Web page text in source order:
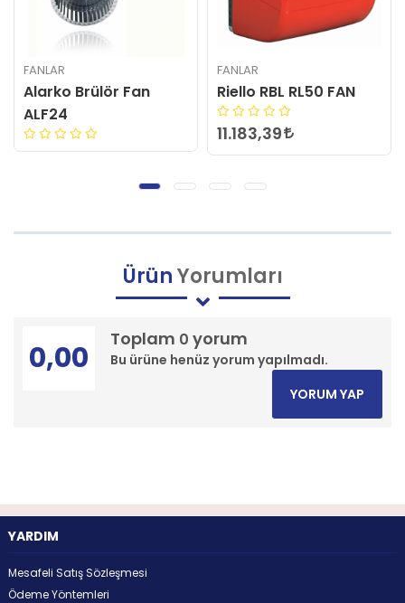
FANLAR
Alarko Brülör Fan
ALF24
FANLAR
Riello RBL RL50 FAN
11.183,39
ÜrünYorumları
Toplam 0 yorum
Bu ürüne henüz yorum yapılmadı.
0,00
YORUM YAP
YARDIM
Mesafeli Satış Sözleşmesi
Ödeme Yöntemleri